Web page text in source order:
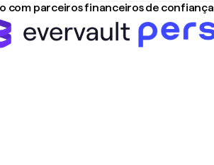
com parceiros financeiros de confiança